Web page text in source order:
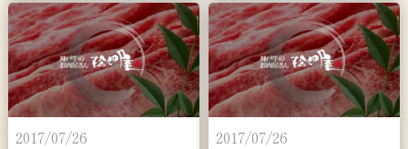
2017/07/26
2017/07/26